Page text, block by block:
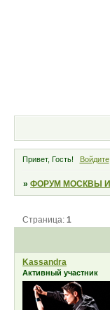
Привет, Гость! Войдите
»ФОРУМ МОСКВЫ
Страница:1
Kassandra
Активный участник